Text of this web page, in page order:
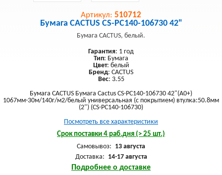
Артикул: 510712
Бумага CACTUS CS-PC140-106730 42"
Бумага CACTUS, белый.
Гарантия: 1 год
Тип: Бумага
Цвет: белый
Бренд: CACTUS
Вес: 3.55
Бумага CACTUS Бумага Cactus CS-PC140-106730 42"(A0+)
1067мм-30м/140г/м2/белый универсальная (с покрытием) втулка:50.8мм
(2") (CS-PC140-106730)
Посмотреть все характеристики
Срок поставки 4 раб.дня (> 25 шт.)
Самовывоз: 13 августа
Доставка: 14-17 августа
Подробнее о доставке